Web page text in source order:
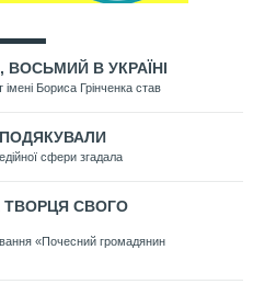
ВОСЬМИЙ В УКРАЇНІ
Бориса Грінченка став
сфери згадала
СВОГО
«Почесний громадянин